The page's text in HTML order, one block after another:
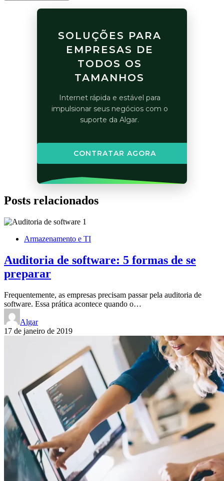
SOLUÇÕES PARA
EMPRESAS DE
TODOS OS
TAMANHOS
Internet rápida e estável para
impulsionar seus negócios com o
suporte da Algar.
CONTRATAR AGORA
Posts relacionados
Armazenamento e TI
Auditoria de software: 5 formas de se
preparar
Frequentemente, as empresas precisam passar pela auditoria de
software. Essa prática acontece quando o…
Algar
17 de janeiro de 2019